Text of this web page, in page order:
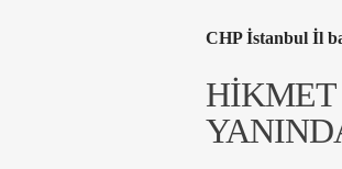
CHP İstanbul İl
HİKMET